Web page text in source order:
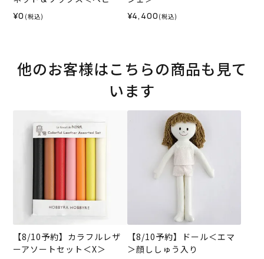
パレット＞（レシピ）
¥0 (税込) ¥4,400 (税込)
他のお客様はこちらの商品も見て
います
【8/10予約】カラフルレザ
ーアソートセット＜X＞
【8/10予約】ドール＜エマ
＞顔ししゅう入り